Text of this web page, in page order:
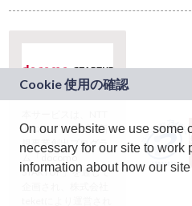
ドコモグループの新
規事業創出プログラ
ム「docomo
STARTUP」を通じて
On our website we use some
necessary for our site to work
information about how our